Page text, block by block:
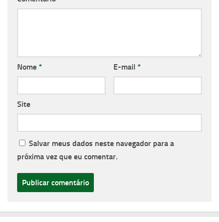
Nome * E-mail *
Site
Salvar meus dados neste navegador para a
próxima vez que eu comentar.